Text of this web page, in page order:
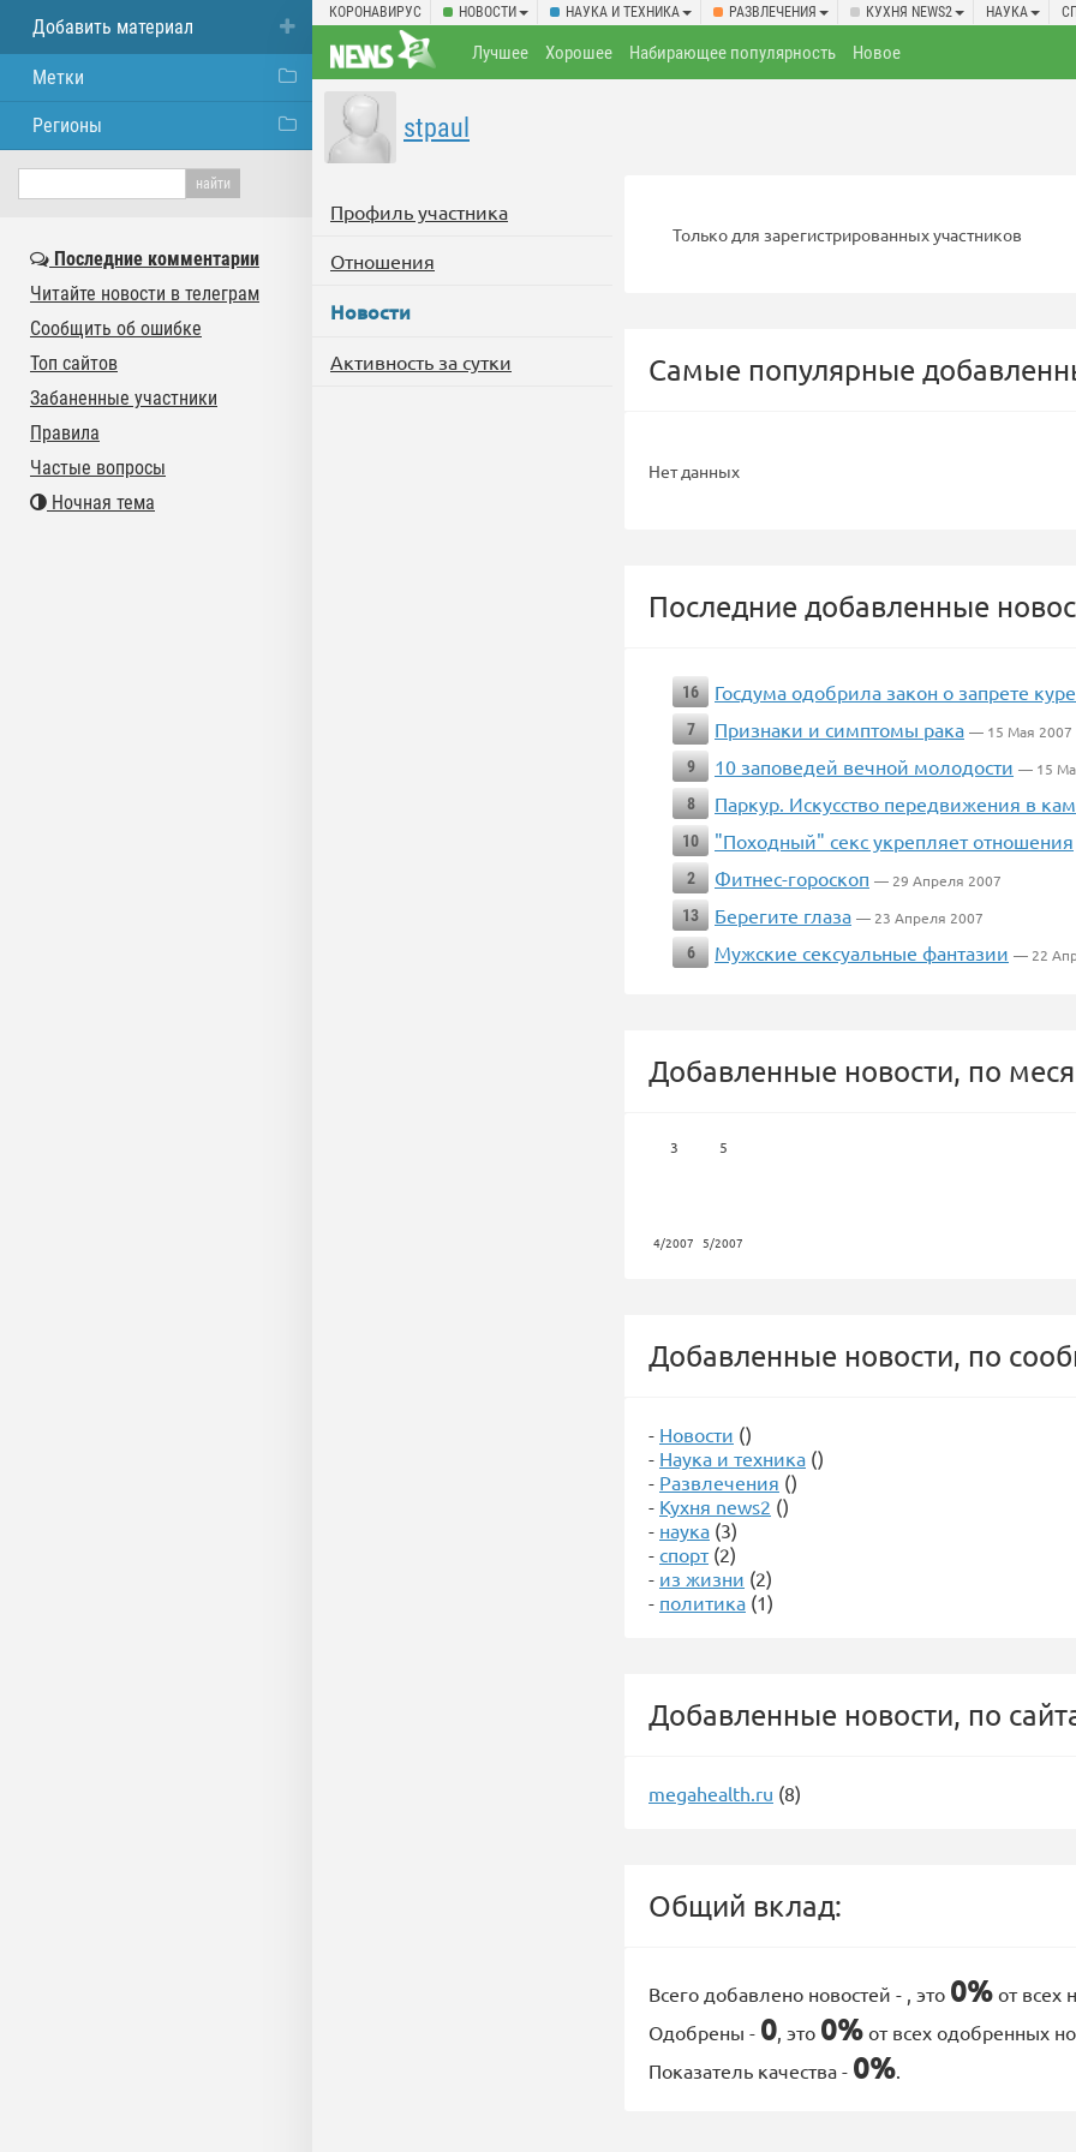
КОРОНАВИРУС НОВОСТИ НАУКА И ТЕХНИКА РАЗВЛЕЧЕНИЯ КУХНЯ NEWS2 НАУКА
Лучшее Хорошее Набирающее популярность Новое
stpaul
Профиль участника
Отношения
Новости
Активность за сутки
Только для зарегистрированных участников
Самые популярные
Нет данных
Последние добавленные
16 Госдума одобрила закон о запрете
7
Признаки и симптомы рака — 15 Мая 2007
9
10 заповедей вечной молодости — 15
8
Паркур. Искусство передвижения в
10
"Походный" секс укрепляет отношения
2
Фитнес-гороскоп — 29 Апреля 2007
13
Берегите глаза — 23 Апреля 2007
6
Мужские сексуальные фантазии — 22
Добавленные новости, по
3
4/2007
5
5/2007
Добавленные новости, по
- Новости ()
- Наука и техника ()
- Развлечения ()
- Кухня news2 ()
- наука (3)
- спорт(2)
- из жизни (2)
- политика (1)
Добавленные новости, по
megahealth.ru (8)
Общий вклад:
Всего добавлено новостей - , это 0% от всех
Одобрены - 0, это 0% от всех одобренных
Показатель качества - 0%.
Добавить материал
Метки
Регионы
Последние комментарии
Читайте новости в телеграм
Сообщить об ошибке
Топ сайтов
Забаненные участники
Правила
Частые вопросы
Ночная тема